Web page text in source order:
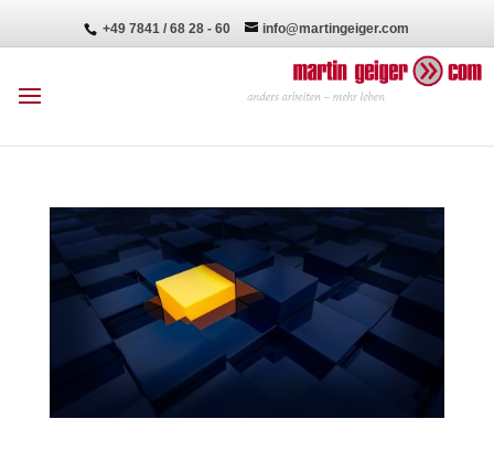
+49 7841 / 68 28 - 60 info@martingeiger.com